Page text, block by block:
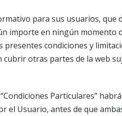
para sus usuarios, que
importe en ningún momento
presentes condiciones y
cubrir otras partes de la web
Particulares”
el Usuario, antes de que